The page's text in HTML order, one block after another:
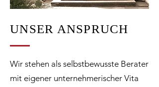
UNSER ANSPRUCH
Wir stehen als selbstbewusste Berater
mit eigener unternehmerischer Vita